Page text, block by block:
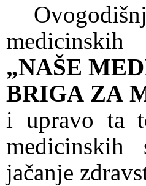
„NAŠE
BRIGA ZA
i upravo ta
medicinskih
jačanje